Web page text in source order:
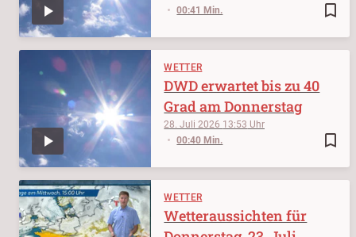
bookmark_border
00:41 Min.
WETTER
bookmark_border
28. Juli 2026 13:53
00:40 Min.
DWD erwartet bis zu 40
Grad am Donnerstag
WETTER
Wetteraussichten für